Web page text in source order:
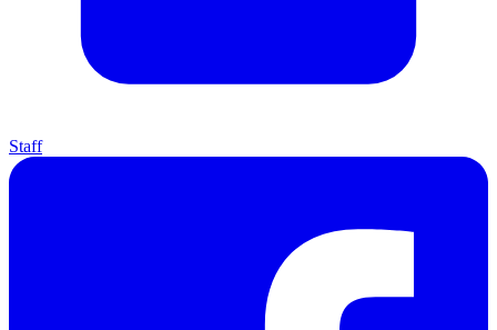
Staff